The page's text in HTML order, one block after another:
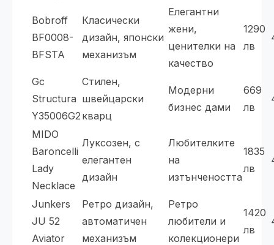
Bobroff
BF0008-
BFSTA
Класически
дизайн, японски
механизъм
Елегантни
жени,
ценителки на
качество
1290
лв
Gc
Structura
Y35006G2
Стилен,
швейцарски
кварц
Модерни
бизнес дами
669
лв
MIDO
Baroncelli
Lady
Necklace
Луксозен, с
елегантен
дизайн
Любителките
на
изтънчеността
1835
лв
Junkers
JU 52
Aviator
Ретро дизайн,
автоматичен
механизъм
Ретро
любители и
колекционери
1420
лв